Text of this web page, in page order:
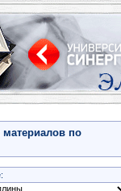
материалов по